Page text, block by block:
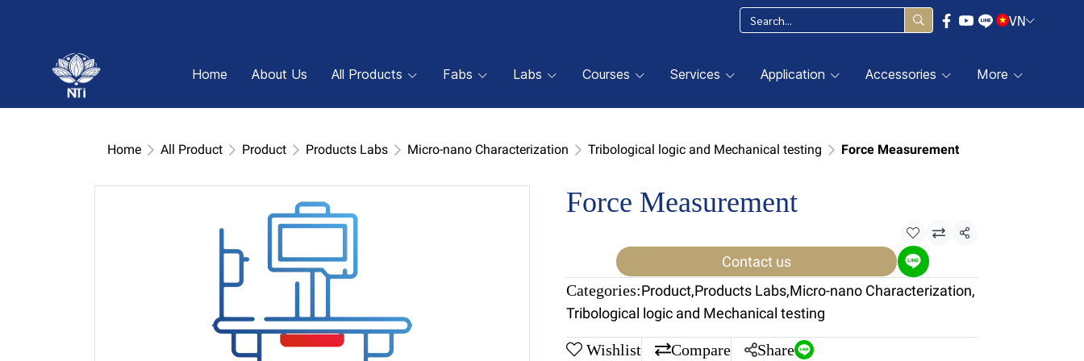
VN
Home About Us All Products Fabs Labs Courses Services Application Accessories More
Home All Product Product Products Labs Micro-nano Characterization Tribological logic and Mechanical testing Force Measurement
Force Measurement
Share
Contact us
Categories:Product,Products Labs,Micro-nano Characterization,
Tribological logic and Mechanical testing
Wishlist Compare Share